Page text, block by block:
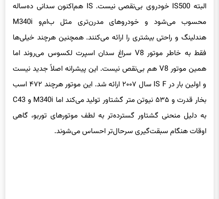
البته IS500 خودروی بی‌نقصی نیست. IS هم‌اکنون سدانی ده‌ساله
محسوب می‌شود و خودروهای مدرن‌تری مثل ب‌ام‌و M340i
هندلینگ و راحتی بیشتری را ارائه می‌کنند. همچنین هرچند خیلی‌ها
فقط به خاطر موتور V8 سراغ سدان اسپرت لکسوس می‌روند اما
همین موتور V8 هم بی‌نقص نیست. این پیشرانه اصلاً جدید نیست
و اولین بار در IS F سال ۲۰۰۷ ارائه شد. این موتور هرچند ۴۷۲ اسب
بخار قدرت و ۵۳۵ نیوتن متر گشتاور تولید می‌کند اما M340i و C43
به دلیل منحنی گشتاور گسترده‌تر به لطف موتورهای توربو، گاهی
اوقات هنگام سبقت‌گیری سرحال‌تر احساس می‌شوند.